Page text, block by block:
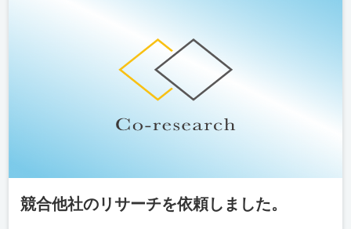
競合他社のリサーチを依頼しました。